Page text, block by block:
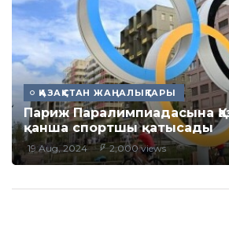
ҚАЗАҚСТАН ЖАҢАЛЫҚТАРЫ
Париж Паралимпиадасына
қанша спортшы қатысады
19 Aug, 2024 2,000 views